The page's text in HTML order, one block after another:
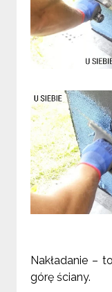
Nakładanie –
górę ściany.